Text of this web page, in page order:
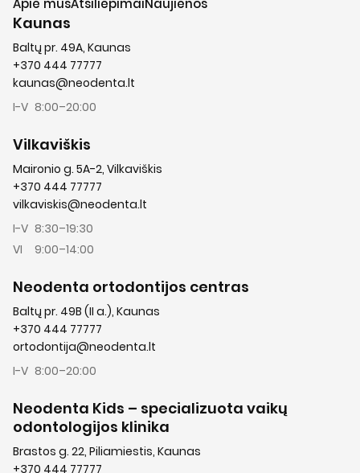
Apie musAtsiliepimaiNaujienos
Kaunas
Baltų pr. 49A, Kaunas
+370 444 77777
kaunas@neodenta.lt
I-V 8:00–20:00
Vilkaviškis
Maironio g. 5A-2, Vilkaviškis
+370 444 77777
vilkaviskis@neodenta.lt
I-V 8:30–19:30
VI
9:00–14:00
Neodenta ortodontijos centras
Baltų pr. 49B (II a.), Kaunas
+370 444 77777
ortodontija@neodenta.lt
I-V 8:00–20:00
Neodenta Kids – specializuota vaikų
odontologijos klinika
Brastos g. 22, Piliamiestis, Kaunas
+370 444 77777